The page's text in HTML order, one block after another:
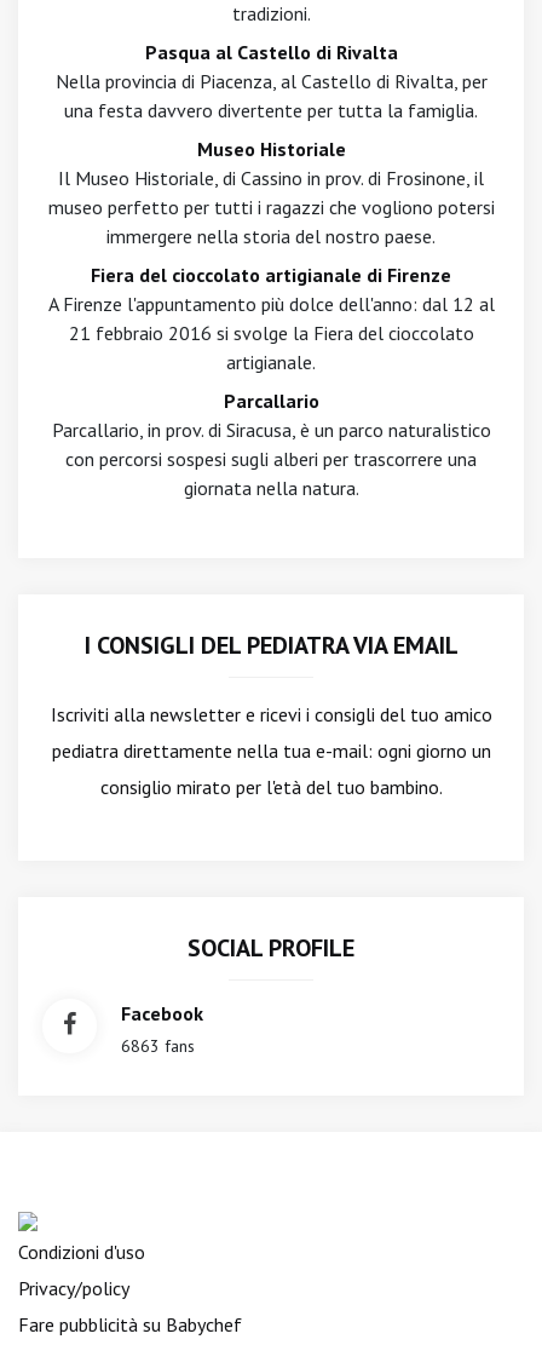
tradizioni.
Pasqua al Castello di Rivalta
Nella provincia di Piacenza, al Castello di Rivalta, per
una festa davvero divertente per tutta la famiglia.
Museo Historiale
Il Museo Historiale, di Cassino in prov. di Frosinone, il
museo perfetto per tutti i ragazzi che vogliono potersi
immergere nella storia del nostro paese.
Fiera del cioccolato artigianale di Firenze
A Firenze l'appuntamento più dolce dell'anno: dal 12 al
21 febbraio 2016 si svolge la Fiera del cioccolato
artigianale.
Parcallario
Parcallario, in prov. di Siracusa, è un parco naturalistico
con percorsi sospesi sugli alberi per trascorrere una
giornata nella natura.
I CONSIGLI DEL PEDIATRA VIA EMAIL
Iscriviti alla newslettere ricevi i consigli del tuo amico
pediatra direttamente nella tua e-mail: ogni giorno un
consiglio mirato per l'età del tuo bambino.
SOCIAL PROFILE
Facebook
6863 fans
Condizioni d'uso
Privacy/policy
Fare pubblicità su Babychef